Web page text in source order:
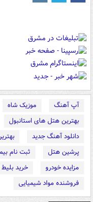
آپ آهنگ موزیک شاه
بهترین هتل های استانبول
دانلود آهنگ جدید
پرشین هتل
ثبت نام
مزایده خودرو
خرید
فروشنده مواد شیمیایی